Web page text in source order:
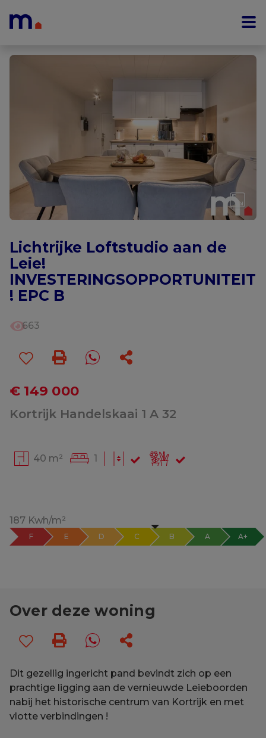
Lichtrijke Loftstudio aan de
Leie!
INVESTERINGSOPPORTUNITEIT
! EPC B
663
€ 149 000
Kortrijk Handelskaai 1 A 32
40 m² 1
187 Kwh/m²
F E D C B A A+
Over deze woning
Dit gezellig ingericht pand bevindt zich op een
prachtige ligging aan de vernieuwde Leieboorden
nabij het historische centrum van Kortrijk en met
vlotte verbindingen !